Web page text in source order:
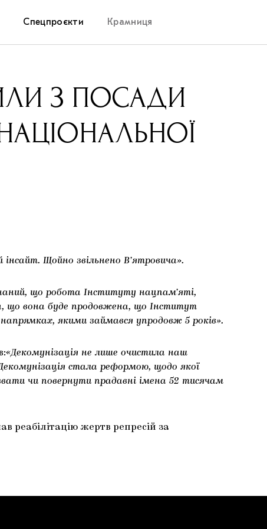
Спецпроєкти
Запалення
Як підтримувати українське мистецтво
Крамниця
З ПОСАДИ
інсайт. Щойно звільнено В’ятровича».
що робота Інституту нацпам’яті,
що вона буде продовжена, що Інститут
якими займався упродовж 5 років».
«Декомунізація не лише очистила наш
стала реформою, щодо якої
чи повернути прадавні імена 52 тисячам
реабілітацію жертв репресій за